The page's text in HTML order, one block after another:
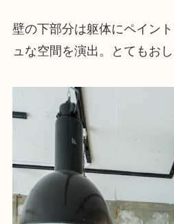
壁の下部分は躯体にペイン
ュな空間を演出。とてもおし